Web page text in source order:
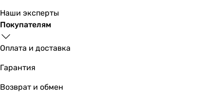
Основные характеристики
Мощность
250 Вт
250 Вт
Наши эксперты
Покупателям
Оплата и доставка
Гарантия
Возврат и обмен